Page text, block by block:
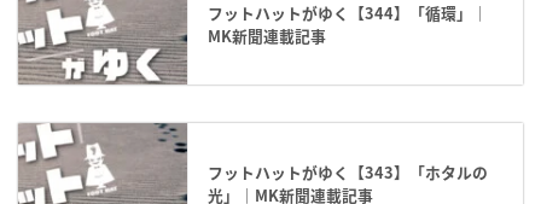
フットハットがゆく【344】「循環」｜
MK新聞連載記事
フットハットがゆく【343】「ホタルの
光」｜MK新聞連載記事